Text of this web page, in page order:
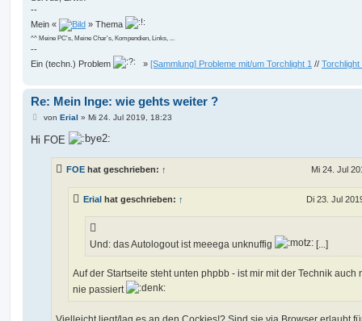
--
Mein «
» Thema
^^ Meine PC's, Meine Char's, Kompendien, Links, ...
--
Ein (techn.) Problem
» [Sammlung] Probleme mit/um Torchlight 1 // Torchlight
Re: Mein Inge: wie gehts weiter ?
Bvon Erial » Mi 24. Jul 2019, 18:23
Hi FOE
FOE hat geschrieben: ↑ Mi 24. Jul
Erial hat geschrieben: ↑ Di 23. Jul
Und: das Autologout ist meeega unknuffig [...]
Auf der Startseite steht unten phpbb - ist mir mit der Technik auch
nie passiert